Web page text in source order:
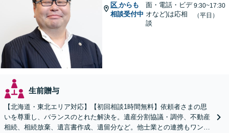
区 からも
相談受付中
面・電話・ビデ
オなど)は応相
談
9:30~17:30
（平日）
生前贈与
【北海道・東北エリア対応】【初回相談1時間無料】依頼者さまの思
いを尊重し、バランスのとれた解決を。遺産分割協議・調停、不動産
相続、相続放棄、遺言書作成、遺留分など。他士業との連携もワンス